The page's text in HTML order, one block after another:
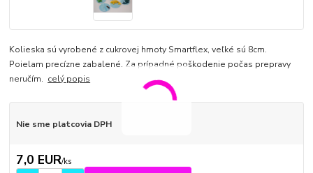
Kolieska sú vyrobené z cukrovej hmoty Smartflex, veľké sú 8cm.
Poielam precízne zabalené. Za prípadné poškodenie počas prepravy
neručím. celý popis
Nie sme platcovia DPH
7,0 EUR/ks